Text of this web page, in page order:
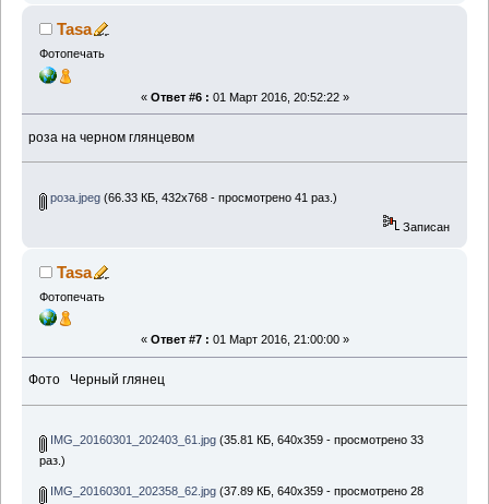
Tasa
Фотопечать
« Ответ #6 : 01 Март 2016, 20:52:22 »
роза на черном глянцевом
роза.jpeg(66.33 КБ, 432x768 - просмотрено 41 раз.)
Записан
Tasa
Фотопечать
« Ответ #7 : 01 Март 2016, 21:00:00 »
Фото Черный глянец
IMG_20160301_202403_61.jpg(35.81 КБ, 640x359 - просмотрено 33
раз.)
IMG_20160301_202358_62.jpg(37.89 КБ, 640x359 - просмотрено 28